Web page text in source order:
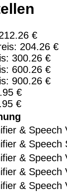
€
204.26 €
300.26 €
600.26 €
900.26 €
€
€
&
& Speech
&
&
&